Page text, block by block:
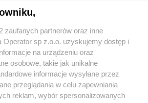
lokalnych
zaufanych partnerów oraz inne
Operator sp z.o.o. uzyskujemy dostęp i
na urządzeniu oraz
osobowe, takie jak unikalne
informacje wysyłane przez
przeglądania w celu zapewniania
reklam, wybór spersonalizowanych